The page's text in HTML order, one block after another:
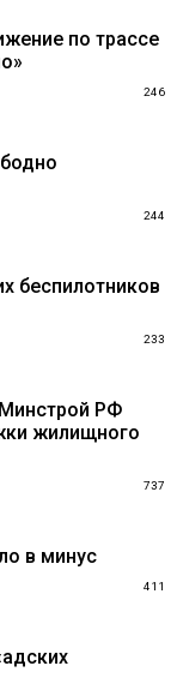
по трассе
246
244
беспилотников
233
Минстрой РФ
жилищного
737
в минус
411